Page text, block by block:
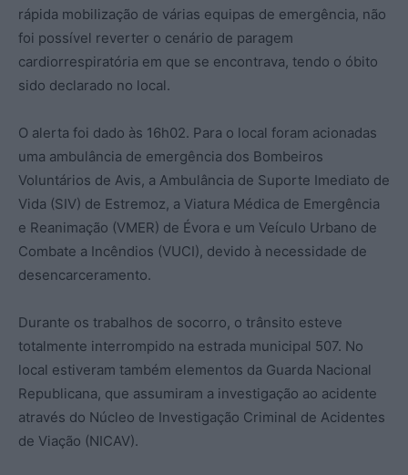
rápida mobilização de várias equipas de emergência, não
foi possível reverter o cenário de paragem
cardiorrespiratória em que se encontrava, tendo o óbito
sido declarado no local.
O alerta foi dado às 16h02. Para o local foram acionadas
uma ambulância de emergência dos Bombeiros
Voluntários de Avis, a Ambulância de Suporte Imediato de
Vida (SIV) de Estremoz, a Viatura Médica de Emergência
e Reanimação (VMER) de Évora e um Veículo Urbano de
Combate a Incêndios (VUCI), devido à necessidade de
desencarceramento.
Durante os trabalhos de socorro, o trânsito esteve
totalmente interrompido na estrada municipal 507. No
local estiveram também elementos da Guarda Nacional
Republicana, que assumiram a investigação ao acidente
através do Núcleo de Investigação Criminal de Acidentes
de Viação (NICAV).